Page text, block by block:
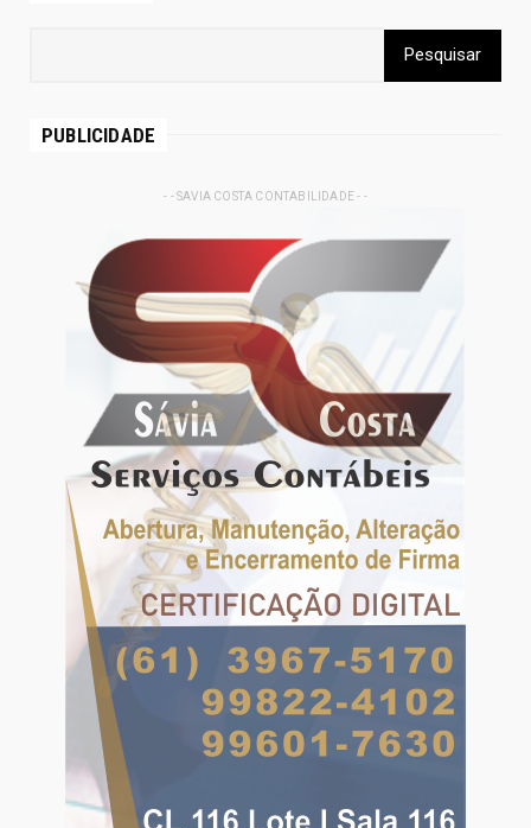
PUBLICIDADE
- - SAVIA COSTA CONTABILIDADE - -